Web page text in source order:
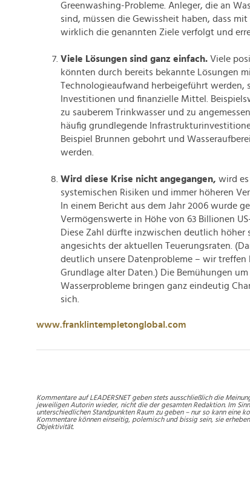
Greenwashing-Probleme. Anleger, die an
sind, müssen die Gewissheit haben, dass
wirklich die genannten Ziele verfolgt und
Viele Lösungen sind ganz einfach. Viele
könnten durch bereits bekannte Lösungen
Technologieaufwand herbeigeführt werden,
Investitionen und finanzielle Mittel.
zu sauberem Trinkwasser und zu
häufig grundlegende
Beispiel Brunnen gebohrt und
werden.
Wird diese Krise nicht angegangen, wird
systemischen Risiken und immer höheren
In einem Bericht aus dem Jahr 2006 wurde
Vermögenswerte in Höhe von 63 Billionen
Diese Zahl dürfte inzwischen deutlich höher
angesichts der aktuellen Teuerungsraten.
deutlich unsere Datenprobleme – wir treffen
Grundlage alter Daten.) Die Bemühungen
Wasserprobleme bringen ganz eindeutig
sich.
www.franklintempletonglobal.com
Kommentare auf LEADERSNET geben stets ausschließlich die
jeweiligen Autorin wieder, nicht die der gesamten Redaktion. Im
unterschiedlichen Standpunkten Raum zu geben – nur so kann eine
Kommentare können einseitig, polemisch und bissig sein, sie
Objektivität.